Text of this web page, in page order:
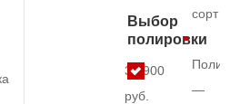
Выбор
полировки
35.900
руб.
сорт
—